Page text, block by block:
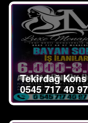
Tekirdağ
0545 717 40 97